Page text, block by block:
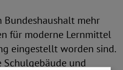
Bundeshaushalt mehr
für moderne Lernmittel
eingestellt worden sind.
und